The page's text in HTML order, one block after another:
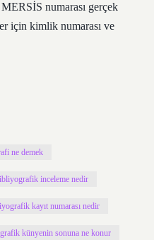
numarası gerçek
için kimlik numarası ve
ne demek
inceleme nedir
kayıt numarası nedir
künyenin sonuna ne konur